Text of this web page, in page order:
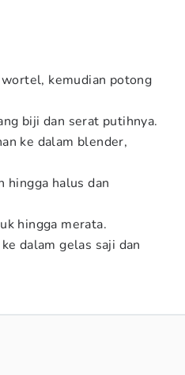
kemudian potong
biji dan serat putihnya.
ke dalam blender,
hingga halus dan
hingga merata.
dalam gelas saji dan